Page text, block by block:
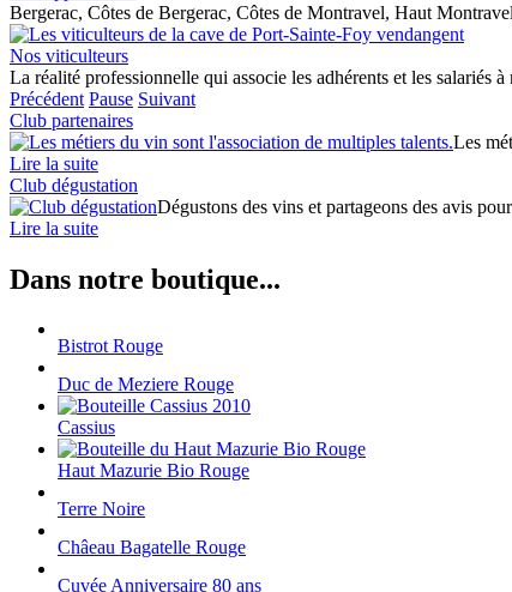
Bergerac, Côtes de Bergerac, Côtes de Montravel, Haut
Nos viticulteurs
La réalité professionnelle qui associe les adhérents et les salariés
Précédent Pause Suivant
Club partenaires
Les
Lire la suite
Club dégustation
Dégustons des vins et partageons des avis
Lire la suite
Dans notre boutique...
Bistrot Rouge
Duc de Meziere Rouge
Cassius
Haut Mazurie Bio Rouge
Terre Noire
Châeau Bagatelle Rouge
Cuvée Anniversaire 80 ans